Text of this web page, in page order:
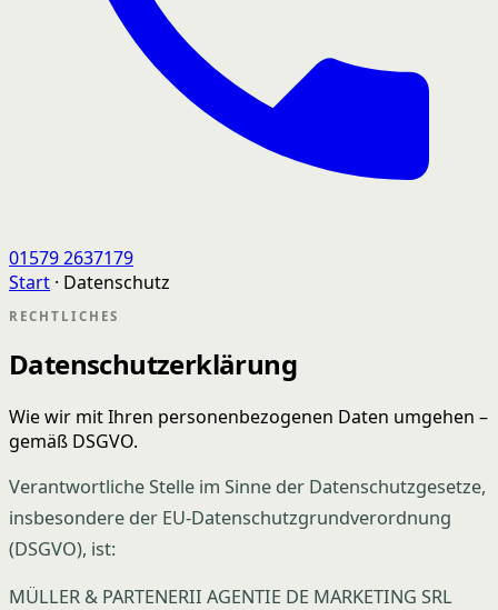
01579 2637179
Start · Datenschutz
RECHTLICHES
Datenschutzerklärung
Wie wir mit Ihren personenbezogenen Daten umgehen –
gemäß DSGVO.
Verantwortliche Stelle im Sinne der Datenschutzgesetze,
insbesondere der EU-Datenschutzgrundverordnung
(DSGVO), ist:
MÜLLER & PARTENERII AGENTIE DE MARKETING SRL